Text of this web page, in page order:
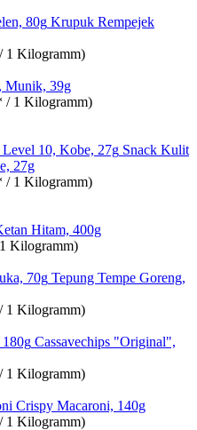
Krupuk Rempejek
1 Kilogramm)
Munik, 39g
/ 1 Kilogramm)
Snack Kulit
27g
/ 1 Kilogramm)
Hitam, 400g
Kilogramm)
Tepung Tempe Goreng,
1 Kilogramm)
Cassavechips "Original",
1 Kilogramm)
Crispy Macaroni, 140g
1 Kilogramm)